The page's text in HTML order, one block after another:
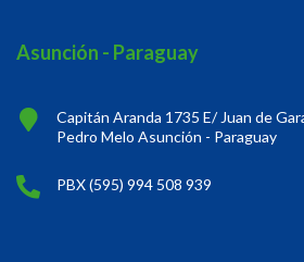
Asunción - Paraguay
Capitán Aranda 1735 E/ Juan de
Pedro Melo Asunción - Paraguay
PBX (595) 994 508 939